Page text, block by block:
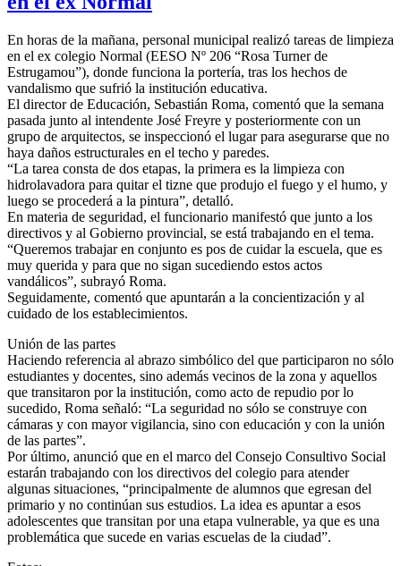
En horas de la mañana, personal municipal realizó tareas de limpieza
en el ex colegio Normal (EESO Nº 206 “Rosa Turner de
Estrugamou”), donde funciona la portería, tras los hechos de
vandalismo que sufrió la institución educativa.
El director de Educación, Sebastián Roma, comentó que la semana
pasada junto al intendente José Freyre y posteriormente con un
grupo de arquitectos, se inspeccionó el lugar para asegurarse que no
haya daños estructurales en el techo y paredes.
“La tarea consta de dos etapas, la primera es la limpieza con
hidrolavadora para quitar el tizne que produjo el fuego y el humo, y
luego se procederá a la pintura”, detalló.
En materia de seguridad, el funcionario manifestó que junto a los
directivos y al Gobierno provincial, se está trabajando en el tema.
“Queremos trabajar en conjunto es pos de cuidar la escuela, que es
muy querida y para que no sigan sucediendo estos actos
vandálicos”, subrayó Roma.
Seguidamente, comentó que apuntarán a la concientización y al
cuidado de los establecimientos.
Unión de las partes
Haciendo referencia al abrazo simbólico del que participaron no sólo
estudiantes y docentes, sino además vecinos de la zona y aquellos
que transitaron por la institución, como acto de repudio por lo
sucedido, Roma señaló: “La seguridad no sólo se construye con
cámaras y con mayor vigilancia, sino con educación y con la unión
de las partes”.
Por último, anunció que en el marco del Consejo Consultivo Social
estarán trabajando con los directivos del colegio para atender
algunas situaciones, “principalmente de alumnos que egresan del
primario y no continúan sus estudios. La idea es apuntar a esos
adolescentes que transitan por una etapa vulnerable, ya que es una
problemática que sucede en varias escuelas de la ciudad”.